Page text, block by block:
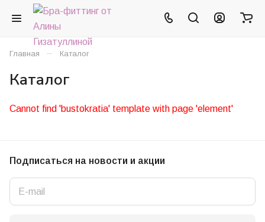
Главная – Каталог
Каталог
Cannot find 'bustokratia' template with page 'element'
Подписаться на новости и акции